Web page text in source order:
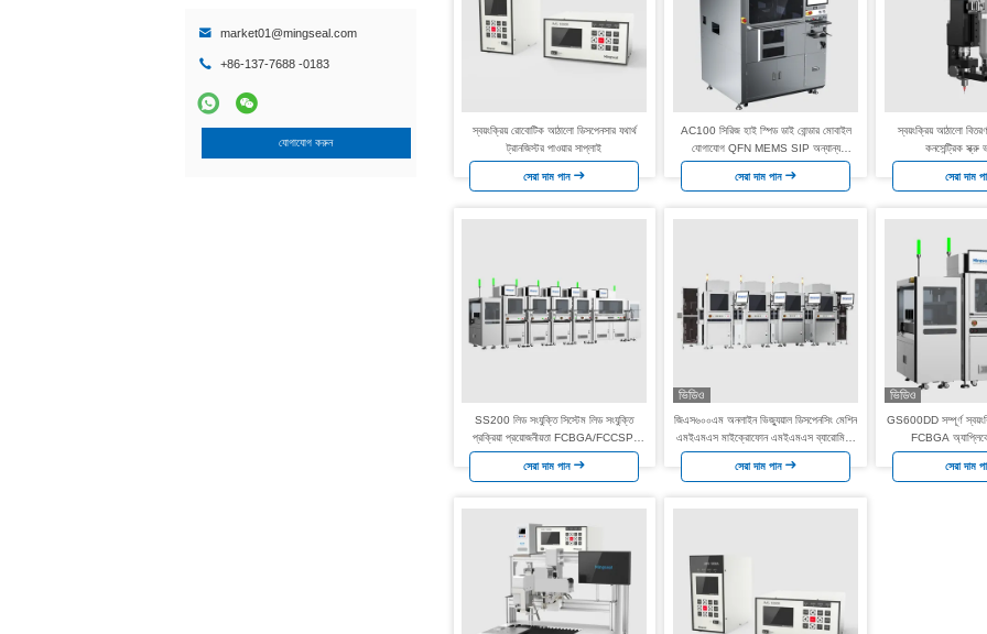
market01@mingseal.com
+86-137-7688 -0183
যোগাযোগ করুন
স্বয়ংক্রিয় রোবোটিক আঠালো ডিসপেনসার যথার্থ
ট্রানজিস্টর পাওয়ার সাপ্লাই
সেরা দাম পান
AC100 সিরিজ হাই স্পিড ডাই বোন্ডার মোবাইল
যোগাযোগ QFN MEMS SIP অন্যান্য
অটোমোবাইল শিল্প Aiot Filp চিপ পরিদর্শন
সেরা দাম পান
স্বয়ংক্রিয় আঠালো বিতরণ
কনসেন্ট্রিক স্ক্রু
সেরা দাম
SS200 লিড সংযুক্তি সিস্টেম লিড সংযুক্তি
প্রক্রিয়া প্রয়োজনীয়তা FCBGA/FCCSP.
OEM ইন্টিগ্রেটেড সার্কিট সমর্থন
সেরা দাম পান
ভিডিও
জিএস৬০০এম অনলাইন ভিজ্যুয়াল ডিসপেনসিং মেশিন
এমইএমএস মাইক্রোফোন এমইএমএস ব্যারোমিটার
আল্ট্রা-প্রিসিশন ডিসপেনসিং কন্ট্রোলার
সেরা দাম পান
ভিডিও
GS600DD সম্পূর্ণ
FCBGA
সেরা দাম